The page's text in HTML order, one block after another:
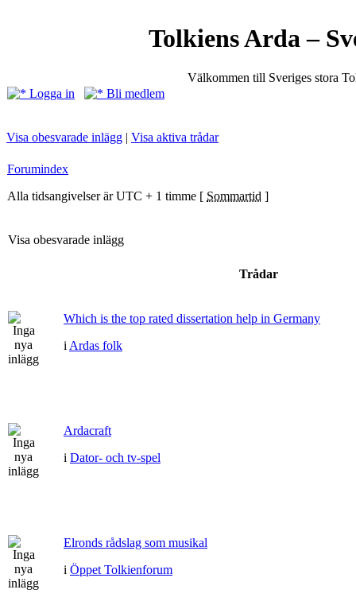
Tolkiens Arda –
Välkommen till Sveriges stora
Logga in
Bli medlem
Visa obesvarade inlägg | Visa aktiva trådar
Forumindex
Alla tidsangivelser är UTC + 1 timme [ Sommartid ]
Visa obesvarade inlägg
Trådar
Which is the top rated dissertation help in Germany
i Ardas folk
Ardacraft
i Dator- och tv-spel
Elronds rådslag som musikal
i Öppet Tolkienforum